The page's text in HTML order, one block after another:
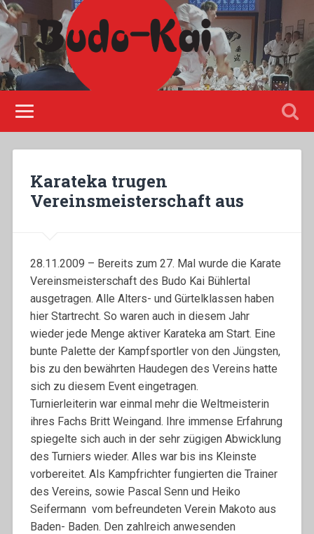
Please disable Adblock!
Karateka trugen
Vereinsmeisterschaft aus
28.11.2009 – Bereits zum 27. Mal wurde die Karate
Vereinsmeisterschaft des Budo Kai Bühlertal
ausgetragen. Alle Alters- und Gürtelklassen haben
hier Startrecht. So waren auch in diesem Jahr
wieder jede Menge aktiver Karateka am Start. Eine
bunte Palette der Kampfsportler von den Jüngsten,
bis zu den bewährten Haudegen des Vereins hatte
sich zu diesem Event eingetragen.
Turnierleiterin war einmal mehr die Weltmeisterin
ihres Fachs Britt Weingand. Ihre immense Erfahrung
spiegelte sich auch in der sehr zügigen Abwicklung
des Turniers wieder. Alles war bis ins Kleinste
vorbereitet. Als Kampfrichter fungierten die Trainer
des Vereins, sowie Pascal Senn und Heiko
Seifermann vom befreundeten Verein Makoto aus
Baden- Baden. Den zahlreich anwesenden